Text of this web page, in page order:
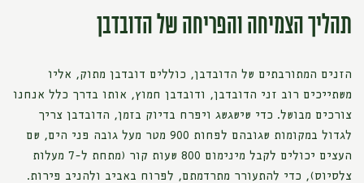
תהליך הצמיחה והפריחה של הדובדבן
הזנים המתורבתים של הדובדבן, כוללים דובדבן מתוק, אליו
משתייכים רוב זני הדובדבן, ודובדבן חמוץ, אותו בדרך כלל אנחנו
צורכים מבושל. כדי שישגשג ויפרח בדיוק בזמן, הדובדבן צריך
לגדול במקומות שגובהם לפחות 900 מטר מעל גובה פני הים, שם
העצים יכולים לקבל מינימום 800 שעות קור (מתחת ל-7 מעלות
צלסיוס), כדי להתעורר מתרדמתם, לפרוח באביב ולהניב פירות.